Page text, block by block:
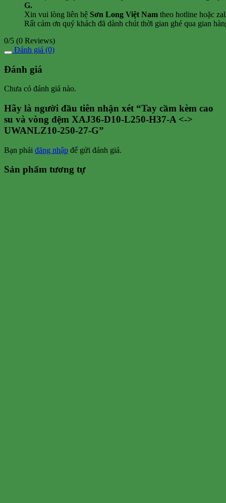
G.
Xin vui lòng liên hệ Sơn Long Việt Nam theo hotline hoặc
Rất cảm ơn quý khách đã dành chút thời gian ghé qua gian
0/5 (0 Reviews)
Đánh giá (0)
Đánh giá
Chưa có đánh giá nào.
Hãy là người đầu tiên nhận xét “Tay cầm kèm cao
su và vòng đệm XAJ36-D10-L250-H37-A <->
UWANLZ10-250-27-G”
Bạn phải đăng nhập để gửi đánh giá.
Sản phẩm tương tự